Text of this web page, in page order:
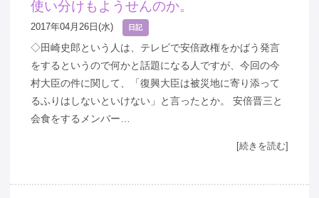
使い分けもようせんのか。
2017年04月26日(水) 日記
◇田崎史郎という人は、テレビで安倍政権をかばう発言
をするというので何かと話題になる人ですが、今回の今
村大臣の件に関して、「復興大臣は被災地に寄り添って
るふりはしないといけない」と言ったとか。 安倍晋三と
会食をするメンバー…
[続きを読む]